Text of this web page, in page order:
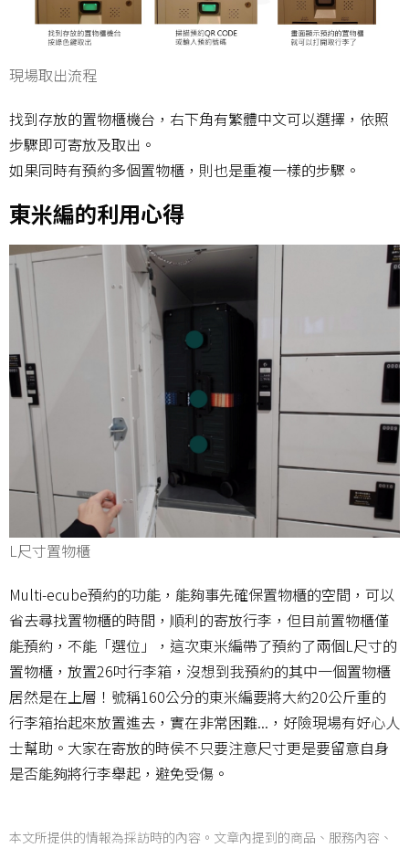
現場取出流程
找到存放的置物櫃機台，右下角有繁體中文可以選擇，依照
步驟即可寄放及取出。
如果同時有預約多個置物櫃，則也是重複一樣的步驟。
東米編的利用心得
L尺寸置物櫃
Multi-ecube預約的功能，能夠事先確保置物櫃的空間，可以
省去尋找置物櫃的時間，順利的寄放行李，但目前置物櫃僅
能預約，不能「選位」，這次東米編帶了預約了兩個L尺寸的
置物櫃，放置26吋行李箱，沒想到我預約的其中一個置物櫃
居然是在上層！號稱160公分的東米編要將大約20公斤重的
行李箱抬起來放置進去，實在非常困難...，好險現場有好心人
士幫助。大家在寄放的時侯不只要注意尺寸更是要留意自身
是否能夠將行李舉起，避免受傷。
本文所提供的情報為採訪時的內容。文章內提到的商品、服務內容、